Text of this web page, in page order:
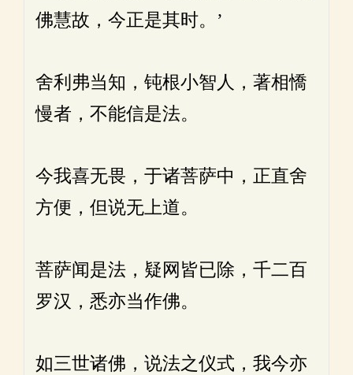
佛慧故，今正是其时。’
舍利弗当知，钝根小智人，著相憍
慢者，不能信是法。
今我喜无畏，于诸菩萨中，正直舍
方便，但说无上道。
菩萨闻是法，疑网皆已除，千二百
罗汉，悉亦当作佛。
如三世诸佛，说法之仪式，我今亦